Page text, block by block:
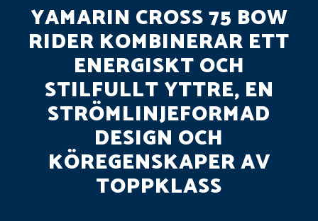
YAMARIN CROSS 75 BOW
RIDER KOMBINERAR ETT
ENERGISKT OCH
STILFULLT YTTRE, EN
STRÖMLINJEFORMAD
DESIGN OCH
KÖREGENSKAPER AV
TOPPKLASS